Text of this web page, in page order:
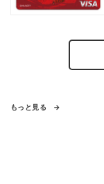
もっと見る